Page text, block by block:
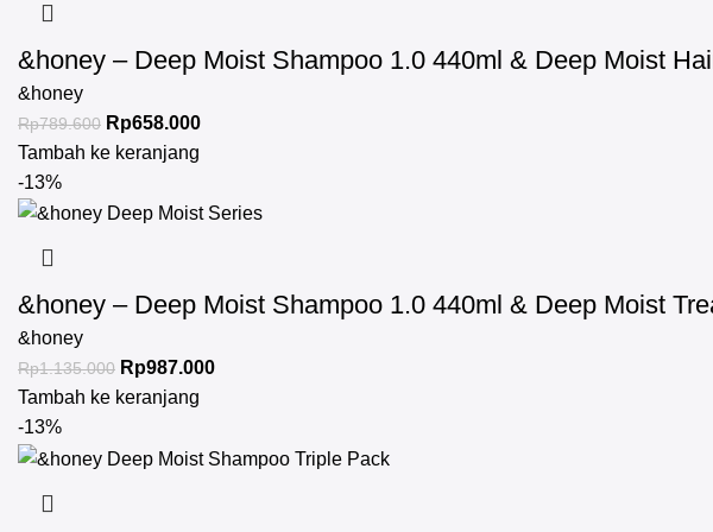
&honey – Deep Moist Shampoo 1.0 440ml & Deep Moist
&honey
Rp789.600 Rp658.000
Tambah ke keranjang
-13%
&honey – Deep Moist Shampoo 1.0 440ml & Deep Moist
&honey
Rp1.135.000 Rp987.000
Tambah ke keranjang
-13%